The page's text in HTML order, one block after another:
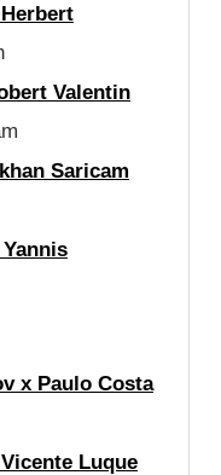
Valentin
Saricam
x Paulo Costa
Luque